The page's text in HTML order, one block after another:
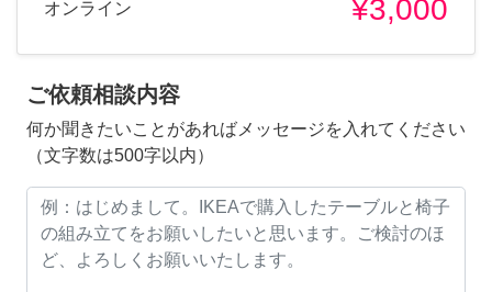
オンライン ¥3,000
ご依頼相談内容
何か聞きたいことがあればメッセージを入れてください
（文字数は500字以内）